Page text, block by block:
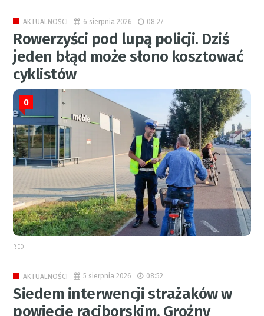
AKTUALNOŚCI 6 sierpnia 2026 08:27
Rowerzyści pod lupą policji. Dziś
jeden błąd może słono kosztować
cyklistów
0
RED.
AKTUALNOŚCI 5 sierpnia 2026 08:52
Siedem interwencji strażaków w
powiecie raciborskim. Groźny